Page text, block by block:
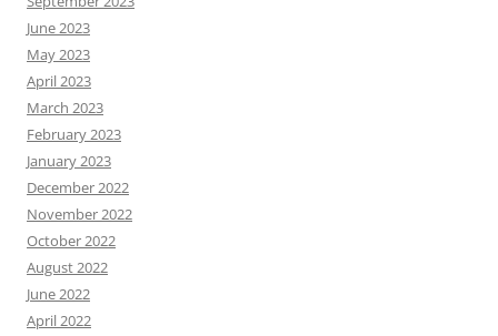
June 2023
May 2023
April 2023
March 2023
February 2023
January 2023
December 2022
November 2022
October 2022
August 2022
June 2022
April 2022